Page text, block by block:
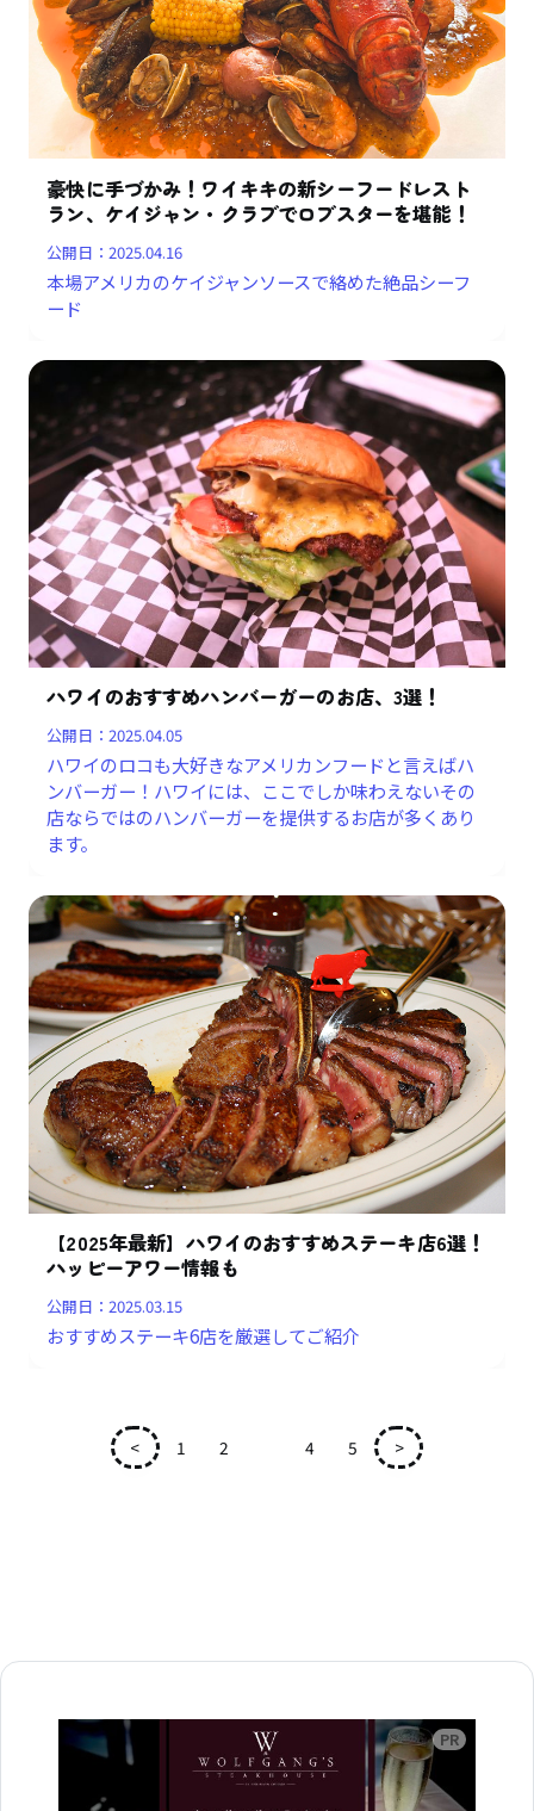
豪快に手づかみ！ワイキキの新シーフードレスト
ラン、ケイジャン・クラブでロブスターを堪能！
公開日：2025.04.16
本場アメリカのケイジャンソースで絡めた絶品シーフ
ード
ハワイのおすすめハンバーガーのお店、3選！
公開日：2025.04.05
ハワイのロコも大好きなアメリカンフードと言えばハ
ンバーガー！ハワイには、ここでしか味わえないその
店ならではのハンバーガーを提供するお店が多くあり
ます。
【2025年最新】ハワイのおすすめステーキ店6選！
ハッピーアワー情報も
公開日：2025.03.15
おすすめステーキ6店を厳選してご紹介
< 1 2 4 5 >
広告